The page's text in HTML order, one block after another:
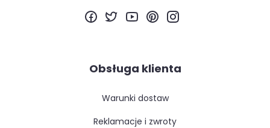
Obsługa klienta
warunki dostaw
reklamacje i zwroty